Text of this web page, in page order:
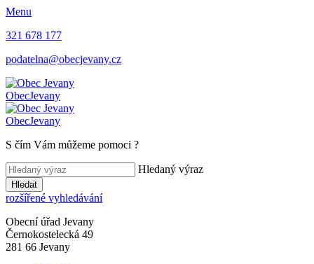
Menu
321 678 177
podatelna@obecjevany.cz
ObecJevany
ObecJevany
S čím Vám můžeme pomoci ?
Hledaný výraz
Hledat
rozšířené vyhledávání
Obecní úřad Jevany
Černokostelecká 49
281 66 Jevany